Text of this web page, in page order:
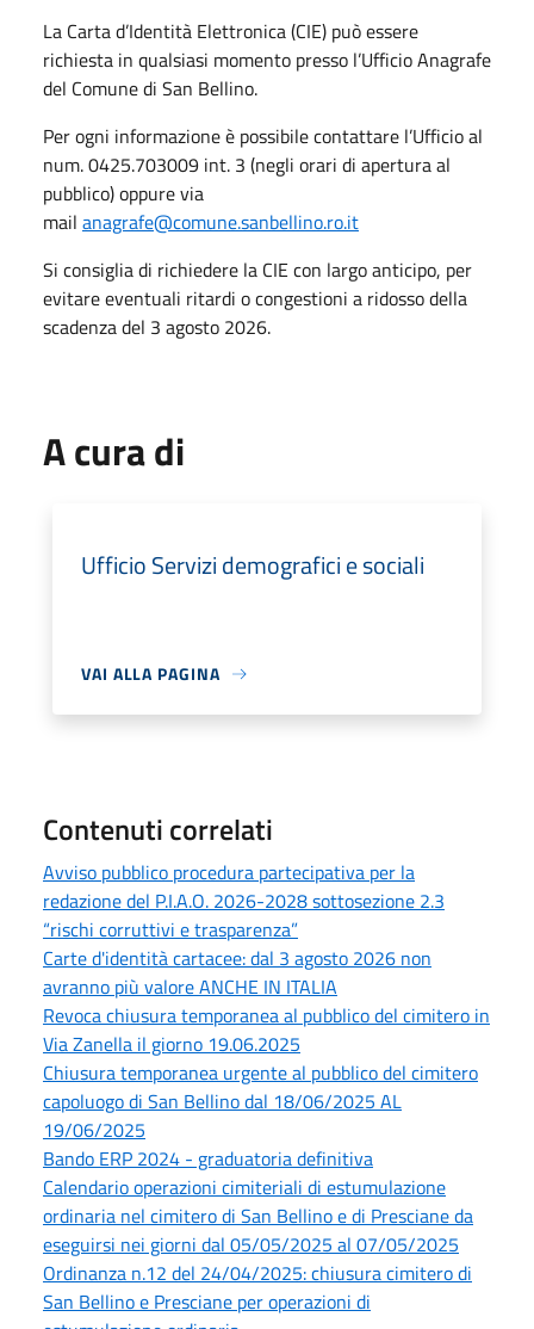
La Carta d’Identità Elettronica (CIE) può essere
richiesta in qualsiasi momento presso l’Ufficio Anagrafe
del Comune di San Bellino.
Per ogni informazione è possibile contattare l’Ufficio al
num. 0425.703009 int. 3 (negli orari di apertura al
pubblico) oppure via
mail anagrafe@comune.sanbellino.ro.it
Si consiglia di richiedere la CIE con largo anticipo, per
evitare eventuali ritardi o congestioni a ridosso della
scadenza del 3 agosto 2026.
A cura di
Ufficio Servizi demografici e sociali
VAI ALLA PAGINA
Contenuti correlati
Avviso pubblico procedura partecipativa per la
redazione del P.I.A.O. 2026-2028 sottosezione 2.3
“rischi corruttivi e trasparenza”
Carte d'identità cartacee: dal 3 agosto 2026 non
avranno più valore ANCHE IN ITALIA
Revoca chiusura temporanea al pubblico del cimitero in
Via Zanella il giorno 19.06.2025
Chiusura temporanea urgente al pubblico del cimitero
capoluogo di San Bellino dal 18/06/2025 AL
19/06/2025
Bando ERP 2024 - graduatoria definitiva
Calendario operazioni cimiteriali di estumulazione
ordinaria nel cimitero di San Bellino e di Presciane da
eseguirsi nei giorni dal 05/05/2025 al 07/05/2025
Ordinanza n.12 del 24/04/2025: chiusura cimitero di
San Bellino e Presciane per operazioni di